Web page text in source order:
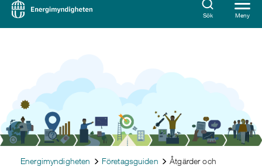
Sök Meny
Energimyndigheten Företagsguiden
Åtgärder och